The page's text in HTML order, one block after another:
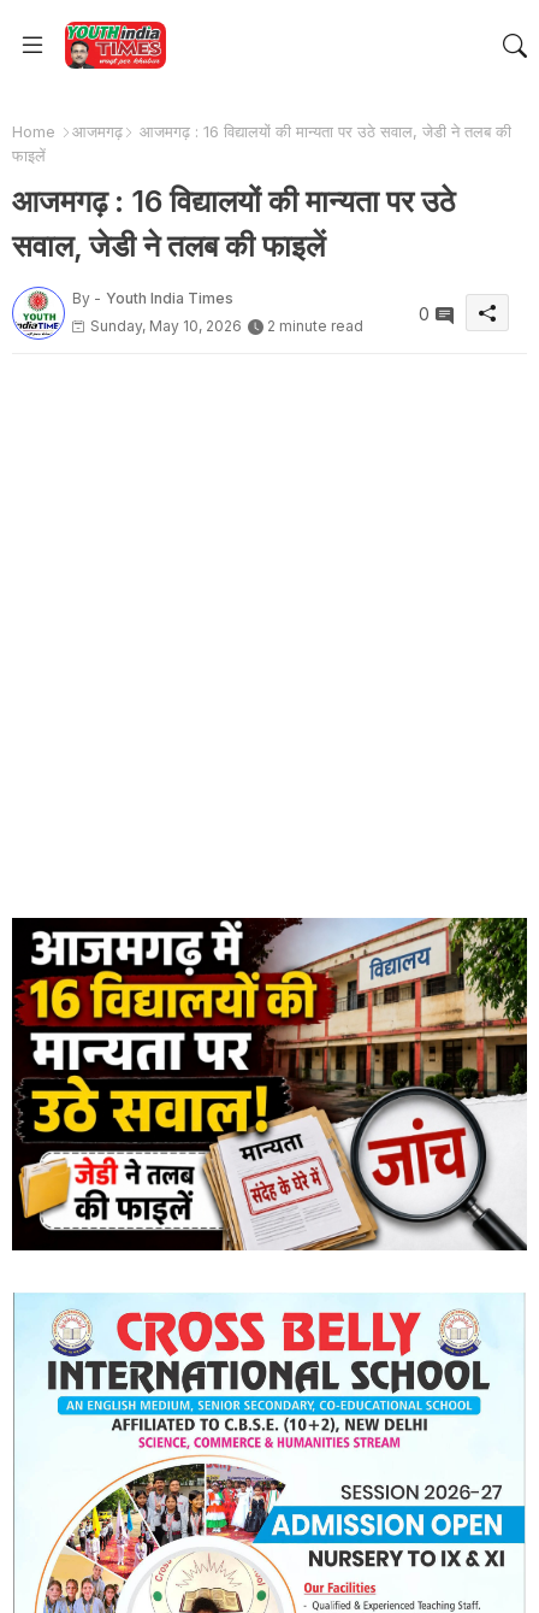
Home आजमगढ़
आजमगढ़ : 16 विद्यालयों की मान्यता पर उठे सवाल, जेडी ने तलब की
फाइलें
आजमगढ़ : 16 विद्यालयों की मान्यता पर उठे
सवाल, जेडी ने तलब की फाइलें
By - Youth India Times
Sunday, May 10, 2026
2 minute read
0